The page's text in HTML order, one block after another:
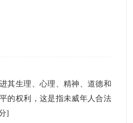
其生理、心理、精神、道德和
的权利，这是指未威年人合法
]